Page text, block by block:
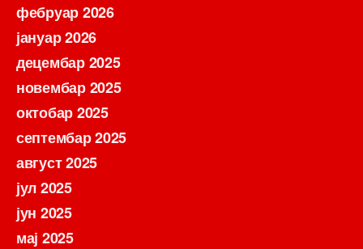
фебруар 2026
јануар 2026
децембар 2025
новембар 2025
октобар 2025
септембар 2025
август 2025
јул 2025
јун 2025
мај 2025